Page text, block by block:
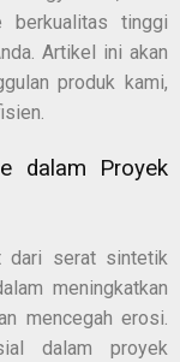
berkualitas tinggi
Artikel ini akan
produk kami,
dalam Proyek
dari serat sintetik
meningkatkan
mencegah erosi.
dalam proyek